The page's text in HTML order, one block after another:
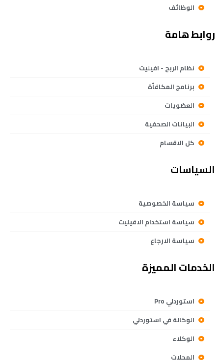
الوظائف
روابط هامة
نظام الربح - افيليت
برنامج المكافأة
العضويات
البيانات الصحفية
كل الاقسام
السياسات
سياسة الخصوصية
سياسة استخدام الافيليت
سياسة الارجاع
الخدمات المميزة
استوردلي Pro
الوكالة في استوردلي
الوكلاء
المحلات